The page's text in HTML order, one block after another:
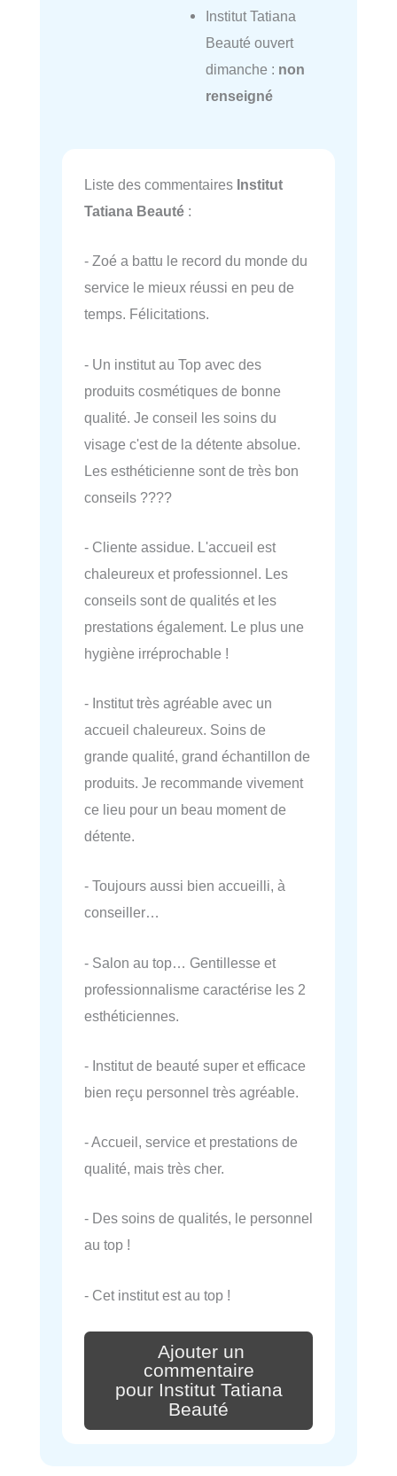
Institut Tatiana
Beauté ouvert
dimanche : non
renseigné
Liste des commentaires Institut
Tatiana Beauté :
- Zoé a battu le record du monde du
service le mieux réussi en peu de
temps. Félicitations.
- Un institut au Top avec des
produits cosmétiques de bonne
qualité. Je conseil les soins du
visage c'est de la détente absolue.
Les esthéticienne sont de très bon
conseils ????
- Cliente assidue. L'accueil est
chaleureux et professionnel. Les
conseils sont de qualités et les
prestations également. Le plus une
hygiène irréprochable !
- Institut très agréable avec un
accueil chaleureux. Soins de
grande qualité, grand échantillon de
produits. Je recommande vivement
ce lieu pour un beau moment de
détente.
- Toujours aussi bien accueilli, à
conseiller…
- Salon au top… Gentillesse et
professionnalisme caractérise les 2
esthéticiennes.
- Institut de beauté super et efficace
bien reçu personnel très agréable.
- Accueil, service et prestations de
qualité, mais très cher.
- Des soins de qualités, le personnel
au top !
- Cet institut est au top !
Ajouter un
commentaire
pour Institut Tatiana
Beauté